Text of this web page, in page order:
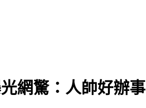
網驚：人帥好辦事